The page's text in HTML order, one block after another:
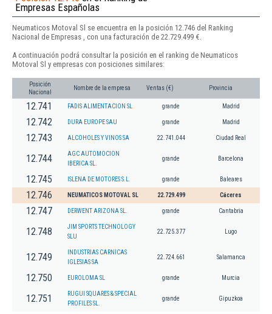
Empresas Españolas
Neumaticos Motoval Sl se encuentra en la posición 12.746 del Ranking
Nacional de Empresas , con una facturación de 22.729.499 €.
A continuación podrá consultar la posición en el ranking de Neumaticos
Motoval Sl y empresas con posiciones similares:
Posición
Nacional
Nombre de la empresa Ventas (€) Provincia
12.741 FADIS ALIMENTACION SL grande Madrid
12.742 DURA EUROPE SAU grande Madrid
12.743 ALCOHOLES Y VINOS SA 22.741.044 Ciudad Real
12.744
AGC AUTOMOCION
IBERICA SL.
grande Barcelona
12.745 ISLENA DE MOTORES S.L. grande Baleares
12.746 NEUMATICOS MOTOVAL SL 22.729.499 Cáceres
12.747 DERWENT ARIZONA SL. grande Cantabria
12.748
JIM SPORTS TECHNOLOGY
SLU
22.725.377 Lugo
12.749
INDUSTRIAS CARNICAS
IGLESIAS SA
22.724.661 Salamanca
12.750 EUROLOMA SL grande Murcia
12.751
RUGUI SQUARES & SPECIAL
PROFILES SL.
grande Gipuzkoa